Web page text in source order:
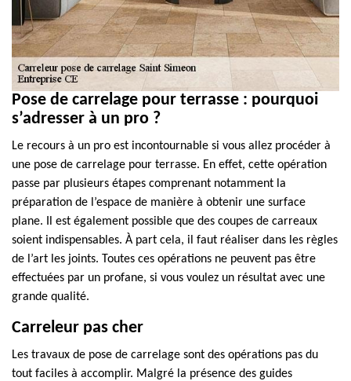
Pose de carrelage pour terrasse : pourquoi
s’adresser à un pro ?
Le recours à un pro est incontournable si vous allez procéder à
une pose de carrelage pour terrasse. En effet, cette opération
passe par plusieurs étapes comprenant notamment la
préparation de l’espace de manière à obtenir une surface
plane. Il est également possible que des coupes de carreaux
soient indispensables. À part cela, il faut réaliser dans les règles
de l’art les joints. Toutes ces opérations ne peuvent pas être
effectuées par un profane, si vous voulez un résultat avec une
grande qualité.
Carreleur pas cher
Les travaux de pose de carrelage sont des opérations pas du
tout faciles à accomplir. Malgré la présence des guides